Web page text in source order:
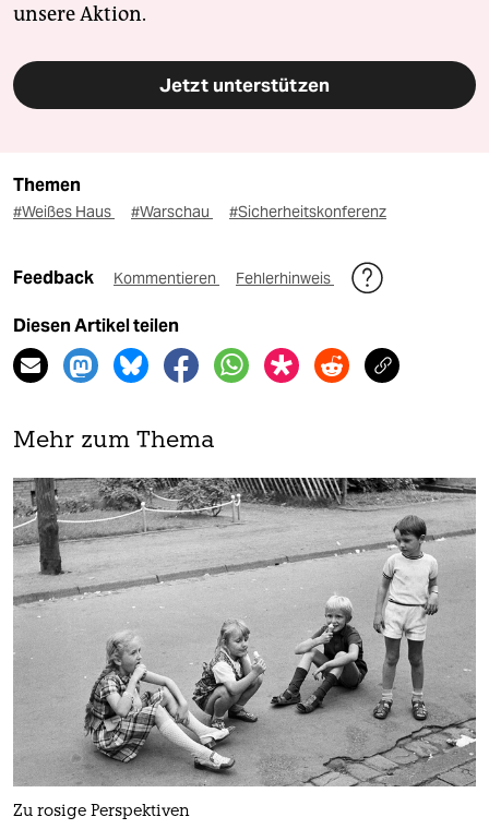
unsere Aktion.
Jetzt unterstützen
Themen
#Weißes Haus #Warschau #Sicherheitskonferenz
Feedback Kommentieren Fehlerhinweis
Diesen Artikel teilen
Mehr zum Thema
Zu rosige Perspektiven